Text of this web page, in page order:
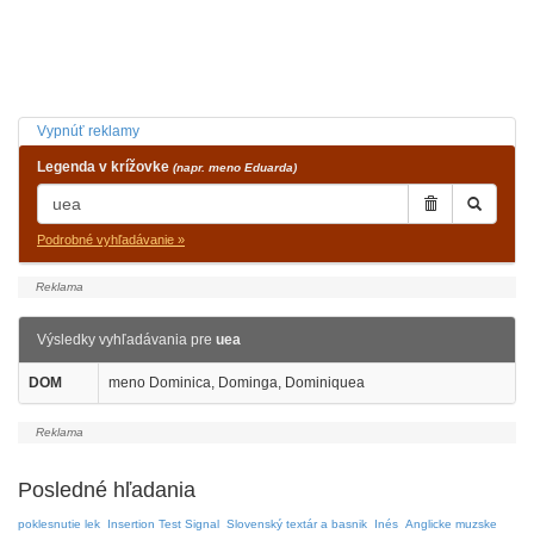
Vypnúť reklamy
Legenda v krížovke (napr. meno Eduarda)
Podrobné vyhľadávanie »
Výsledky vyhľadávania pre uea
DOM meno Dominica, Dominga, Dominiquea
Posledné hľadania
poklesnutie lek Insertion Test Signal Slovenský textár a basnik Inés Anglicke muzske